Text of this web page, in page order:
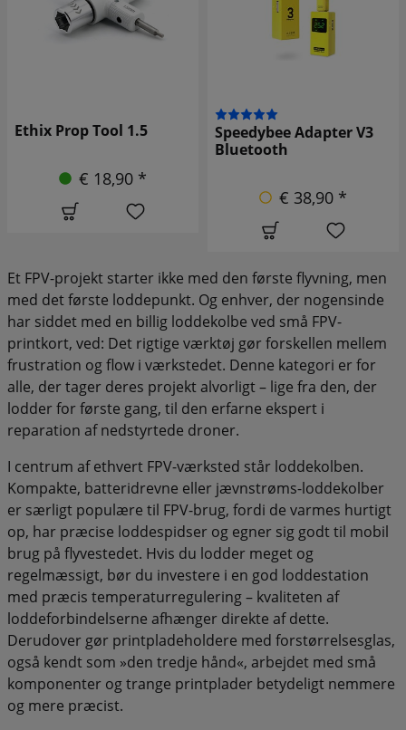
Speedybee Adapter V3
Gemfan
propelskraldenøgle
€ 5,90 *
Et FPV-projekt starter ikke med den første flyvning, men
med det første loddepunkt. Og enhver, der nogensinde
har siddet med en billig loddekolbe ved små FPV-
printkort, ved: Det rigtige værktøj gør forskellen mellem
frustration og flow i værkstedet. Denne kategori er for
alle, der tager deres projekt alvorligt – lige fra den, der
lodder for første gang, til den erfarne ekspert i
reparation af nedstyrtede droner.
I centrum af ethvert FPV-værksted står loddekolben.
Kompakte, batteridrevne eller jævnstrøms-loddekolber
er særligt populære til FPV-brug, fordi de varmes hurtigt
op, har præcise loddespidser og egner sig godt til mobil
brug på flyvestedet. Hvis du lodder meget og
regelmæssigt, bør du investere i en god loddestation
med præcis temperaturregulering – kvaliteten af
loddeforbindelserne afhænger direkte af dette.
Derudover gør printpladeholdere med forstørrelsesglas,
også kendt som »den tredje hånd«, arbejdet med små
komponenter og trange printplader betydeligt nemmere
og mere præcist.